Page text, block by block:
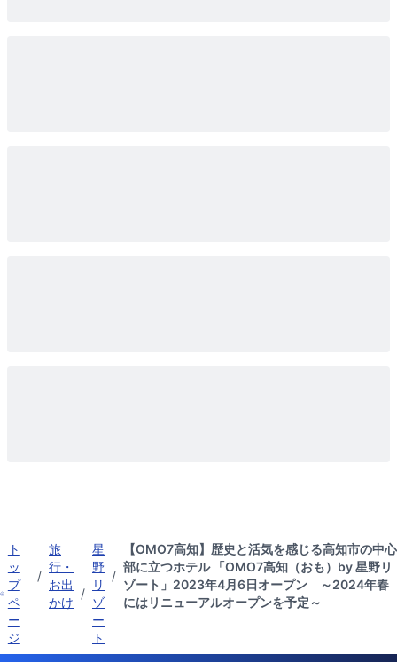
ト
ッ
プ
ペ
ー
ジ
/
旅
行・
お出
かけ
/
星
野
リ
ゾ
ー
ト
/
【OMO7高知】歴史と活気を感じる高知市の中心
部に立つホテル 「OMO7高知（おも）by 星野リ
ゾート」2023年4月6日オープン ～2024年春
にはリニューアルオープンを予定～